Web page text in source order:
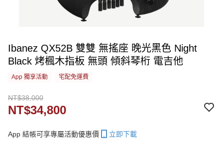
Ibanez QX52B 雙雙 無搖座 晚光黑色 Night
Black 烤楓木指板 無頭 傾斜琴桁 電吉他
App 獨享活動 宅配免運費
NT$38,000
NT$34,800
App 結帳可享專屬活動優惠價 立即下載